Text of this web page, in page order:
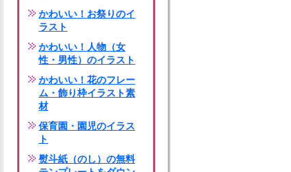
かわいい！お祭りのイ
ラスト
かわいい！人物（女
性・男性）のイラスト
かわいい！花のフレー
ム・飾り枠イラスト素
材
保育園・園児のイラス
ト
熨斗紙（のし）の無料